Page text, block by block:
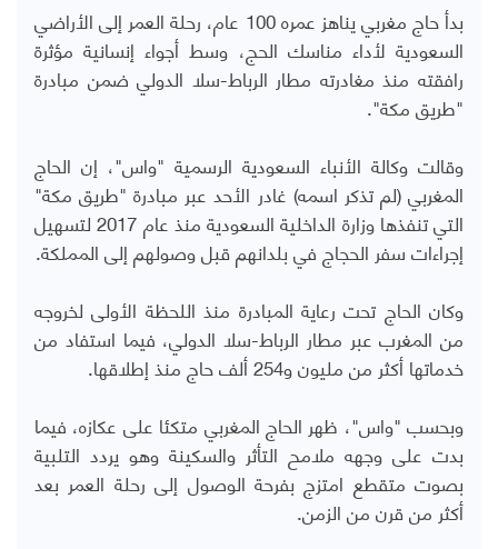
بدأ حاج مغربي يناهز عمره 100 عام، رحلة العمر إلى الأراضي
السعودية لأداء مناسك الحج، وسط أجواء إنسانية مؤثرة
رافقته منذ مغادرته مطار الرباط-سلا الدولي ضمن مبادرة
"طريق مكة".
وقالت وكالة الأنباء السعودية الرسمية "واس"، إن الحاج
المغربي (لم تذكر اسمه) غادر الأحد عبر مبادرة "طريق مكة"
التي تنفذها وزارة الداخلية السعودية منذ عام 2017 لتسهيل
إجراءات سفر الحجاج في بلدانهم قبل وصولهم إلى المملكة.
وكان الحاج تحت رعاية المبادرة منذ اللحظة الأولى لخروجه
من المغرب عبر مطار الرباط-سلا الدولي، فيما استفاد من
خدماتها أكثر من مليون و254 ألف حاج منذ إطلاقها.
وبحسب "واس"، ظهر الحاج المغربي متكئا على عكازه، فيما
بدت على وجهه ملامح التأثر والسكينة وهو يردد التلبية
بصوت متقطع امتزج بفرحة الوصول إلى رحلة العمر بعد
أكثر من قرن من الزمن.